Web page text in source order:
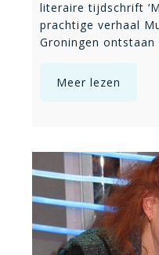
literaire tijdschrift
prachtige verhaal
Groningen ontstaan
Meer lezen